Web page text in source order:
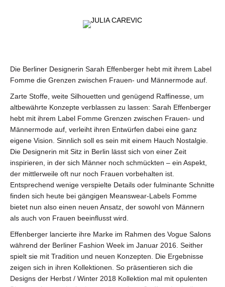
Die Berliner Designerin Sarah Effenberger hebt mit ihrem Label
Fomme die Grenzen zwischen Frauen- und Männermode auf.
Zarte Stoffe, weite Silhouetten und genügend Raffinesse, um
altbewährte Konzepte verblassen zu lassen: Sarah Effenberger
hebt mit ihrem Label Fomme Grenzen zwischen Frauen- und
Männermode auf, verleiht ihren Entwürfen dabei eine ganz
eigene Vision. Sinnlich soll es sein mit einem Hauch Nostalgie.
Die Designerin mit Sitz in Berlin lässt sich von einer Zeit
inspirieren, in der sich Männer noch schmückten – ein Aspekt,
der mittlerweile oft nur noch Frauen vorbehalten ist.
Entsprechend wenige verspielte Details oder fulminante Schnitte
finden sich heute bei gängigen Meanswear-Labels Fomme
bietet nun also einen neuen Ansatz, der sowohl von Männern
als auch von Frauen beeinflusst wird.
Effenberger lancierte ihre Marke im Rahmen des Vogue Salons
während der Berliner Fashion Week im Januar 2016. Seither
spielt sie mit Tradition und neuen Konzepten. Die Ergebnisse
zeigen sich in ihren Kollektionen. So präsentieren sich die
Designs der Herbst / Winter 2018 Kollektion mal mit opulenten